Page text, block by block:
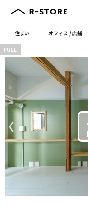
住まい オフィス /店舗
〈
FULL